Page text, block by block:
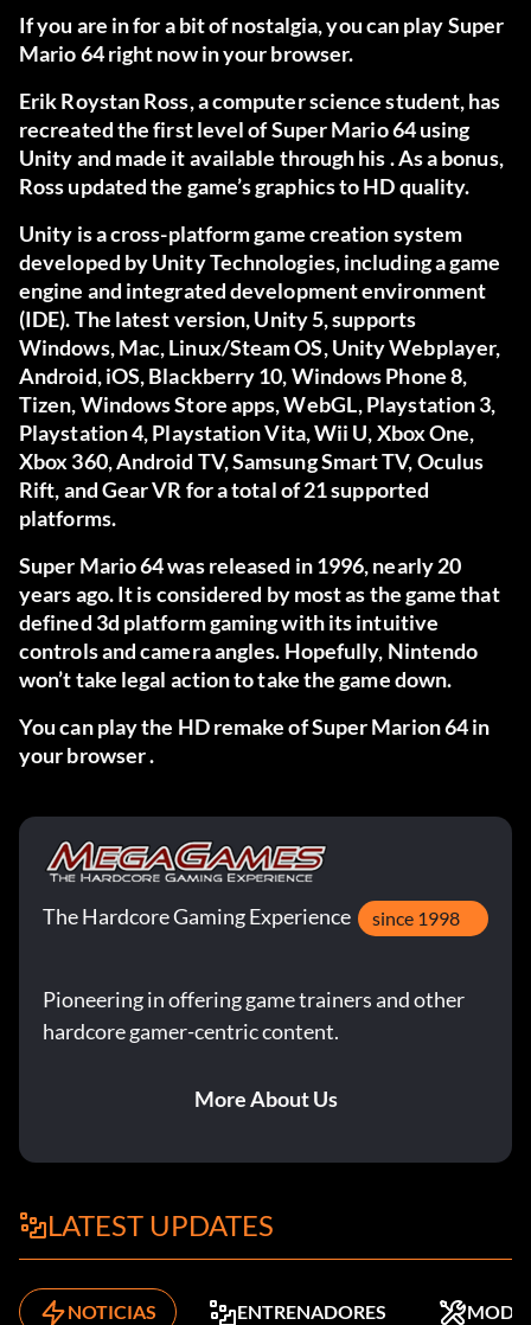
If you are in for a bit of nostalgia, you can play Super
Mario 64 right now in your browser.
Erik Roystan Ross, a computer science student, has
recreated the first level of Super Mario 64 using
Unity and made it available through his . As a bonus,
Ross updated the game’s graphics to HD quality.
Unity is a cross-platform game creation system
developed by Unity Technologies, including a game
engine and integrated development environment
(IDE). The latest version, Unity 5, supports
Windows, Mac, Linux/Steam OS, Unity Webplayer,
Android, iOS, Blackberry 10, Windows Phone 8,
Tizen, Windows Store apps, WebGL, Playstation 3,
Playstation 4, Playstation Vita, Wii U, Xbox One,
Xbox 360, Android TV, Samsung Smart TV, Oculus
Rift, and Gear VR for a total of 21 supported
platforms.
Super Mario 64 was released in 1996, nearly 20
years ago. It is considered by most as the game that
defined 3d platform gaming with its intuitive
controls and camera angles. Hopefully, Nintendo
won’t take legal action to take the game down.
You can play the HD remake of Super Marion 64 in
your browser .
The Hardcore Gaming Experience since 1998
Pioneering in offering game trainers and other
hardcore gamer-centric content.
More About Us
LATEST UPDATES
NOTICIAS ENTRENADORES MODS